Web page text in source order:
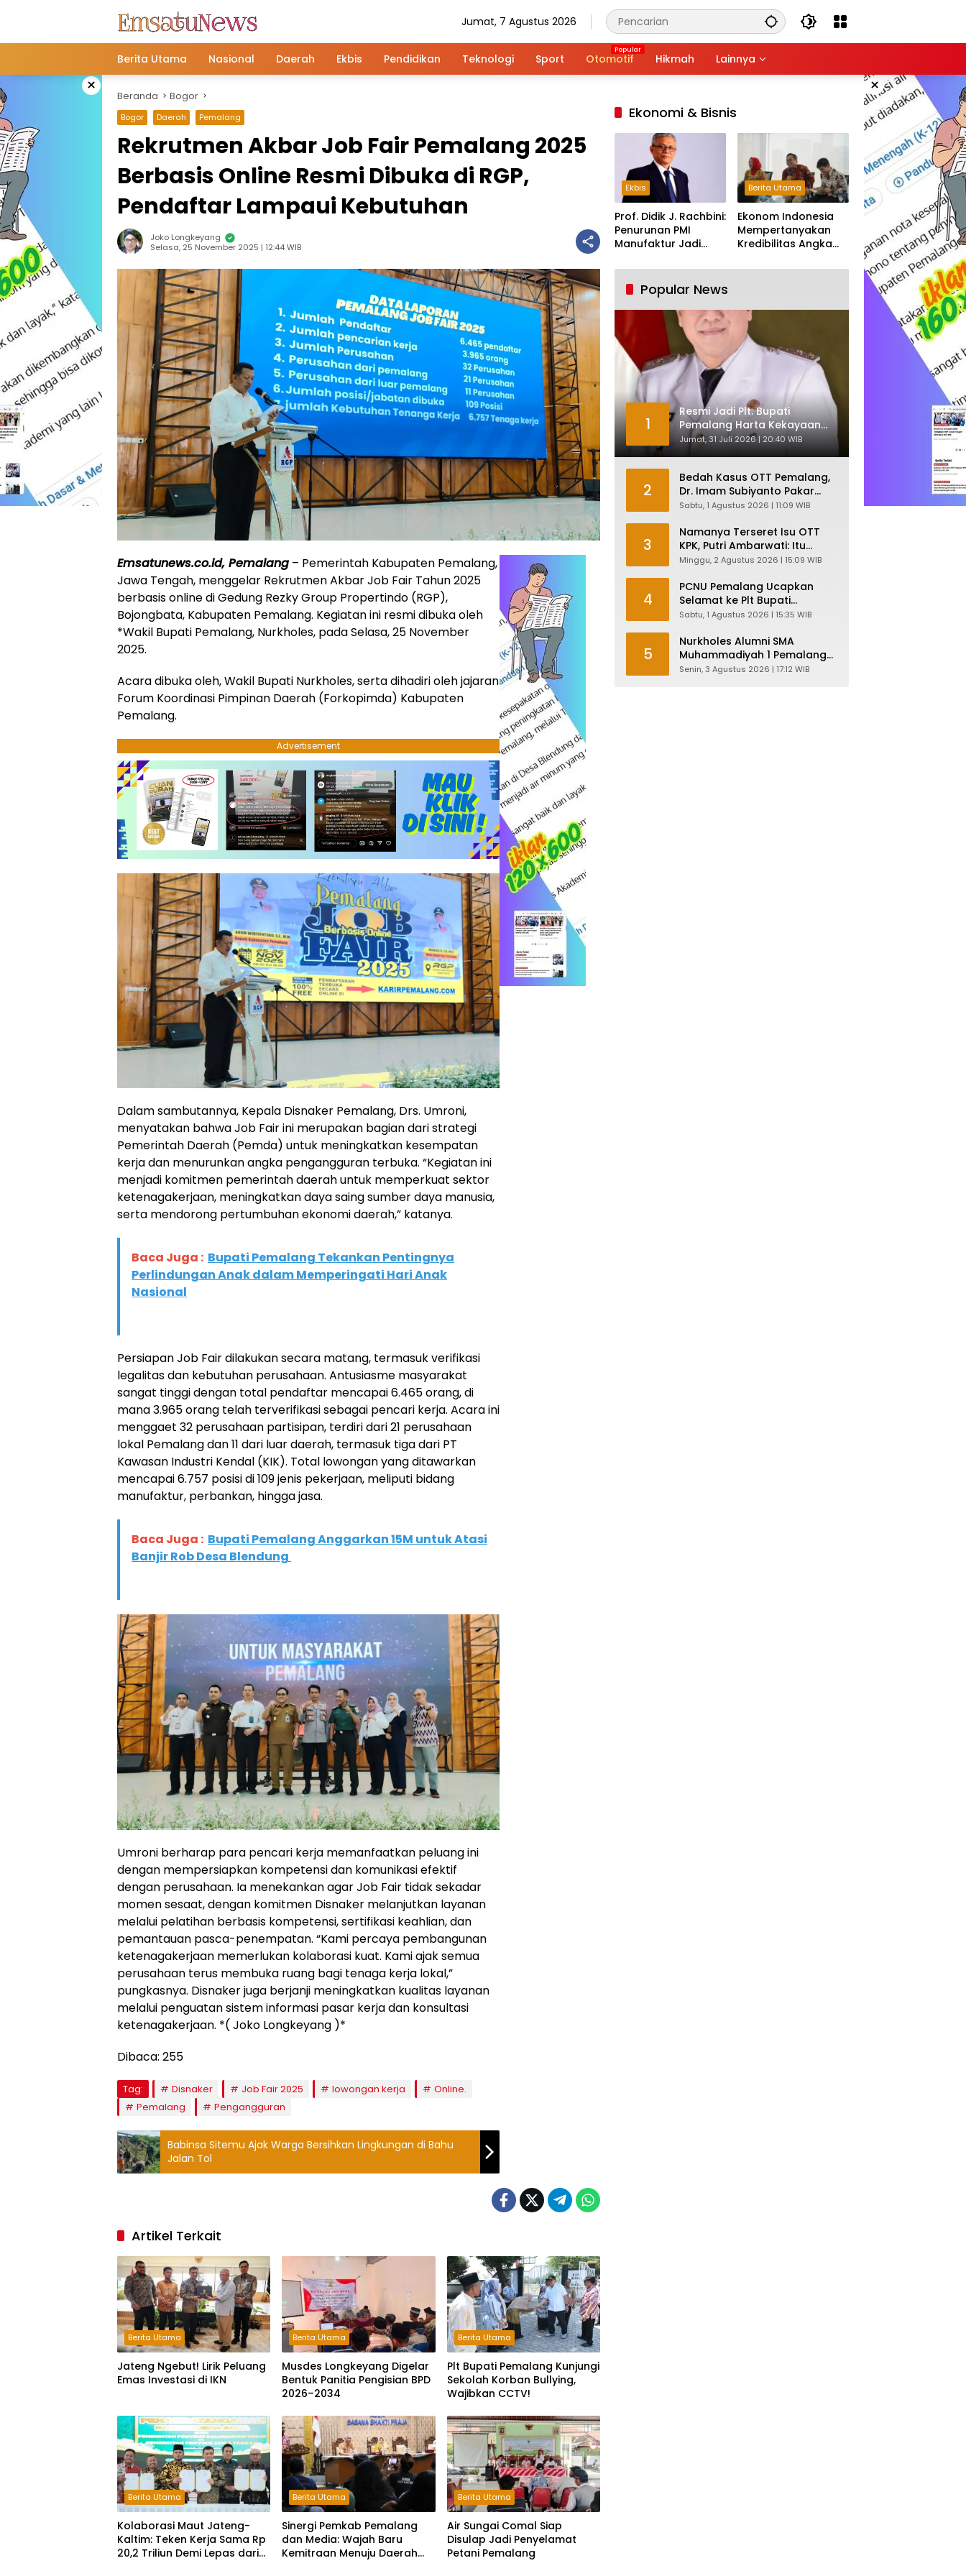
Jumat, 7 Agustus 2026
Berita Utama Nasional Daerah Ekbis Pendidikan Teknologi Sport Otomotif Hikmah Lainnya
× ×
Beranda Bogor
Bogor Daerah Pemalang
Rekrutmen Akbar Job Fair Pemalang 2025
Berbasis Online Resmi Dibuka di RGP,
Pendaftar Lampaui Kebutuhan
Joko Longkeyang
Selasa, 25 November 2025 | 12:44 WIB
Emsatunews.co.id, Pemalang – Pemerintah Kabupaten Pemalang,
Jawa Tengah, menggelar Rekrutmen Akbar Job Fair Tahun 2025
berbasis online di Gedung Rezky Group Propertindo (RGP),
Bojongbata, Kabupaten Pemalang. Kegiatan ini resmi dibuka oleh
*Wakil Bupati Pemalang, Nurkholes, pada Selasa, 25 November
2025.
Acara dibuka oleh, Wakil Bupati Nurkholes, serta dihadiri oleh jajaran
Forum Koordinasi Pimpinan Daerah (Forkopimda) Kabupaten
Pemalang.
Advertisement
Dalam sambutannya, Kepala Disnaker Pemalang, Drs. Umroni,
menyatakan bahwa Job Fair ini merupakan bagian dari strategi
Pemerintah Daerah (Pemda) untuk meningkatkan kesempatan
kerja dan menurunkan angka pengangguran terbuka. “Kegiatan ini
menjadi komitmen pemerintah daerah untuk memperkuat sektor
ketenagakerjaan, meningkatkan daya saing sumber daya manusia,
serta mendorong pertumbuhan ekonomi daerah,” katanya.
Baca Juga : Bupati Pemalang Tekankan Pentingnya
Perlindungan Anak dalam Memperingati Hari Anak
Nasional
Persiapan Job Fair dilakukan secara matang, termasuk verifikasi
legalitas dan kebutuhan perusahaan. Antusiasme masyarakat
sangat tinggi dengan total pendaftar mencapai 6.465 orang, di
mana 3.965 orang telah terverifikasi sebagai pencari kerja. Acara ini
menggaet 32 perusahaan partisipan, terdiri dari 21 perusahaan
lokal Pemalang dan 11 dari luar daerah, termasuk tiga dari PT
Kawasan Industri Kendal (KIK). Total lowongan yang ditawarkan
mencapai 6.757 posisi di 109 jenis pekerjaan, meliputi bidang
manufaktur, perbankan, hingga jasa.
Baca Juga : Bupati Pemalang Anggarkan 15M untuk Atasi
Banjir Rob Desa Blendung
Umroni berharap para pencari kerja memanfaatkan peluang ini
dengan mempersiapkan kompetensi dan komunikasi efektif
dengan perusahaan. Ia menekankan agar Job Fair tidak sekadar
momen sesaat, dengan komitmen Disnaker melanjutkan layanan
melalui pelatihan berbasis kompetensi, sertifikasi keahlian, dan
pemantauan pasca-penempatan. “Kami percaya pembangunan
ketenagakerjaan memerlukan kolaborasi kuat. Kami ajak semua
perusahaan terus membuka ruang bagi tenaga kerja lokal,”
pungkasnya. Disnaker juga berjanji meningkatkan kualitas layanan
melalui penguatan sistem informasi pasar kerja dan konsultasi
ketenagakerjaan. *( Joko Longkeyang )*
Dibaca: 255
Tag: Disnaker Job Fair 2025 lowongan kerja
Online.
Pemalang
Pengangguran
Babinsa Sitemu Ajak Warga Bersihkan Lingkungan di Bahu
Jalan Tol
Artikel Terkait
Berita Utama
Jateng Ngebut! Lirik Peluang
Emas Investasi di IKN
Berita Utama
Musdes Longkeyang Digelar
Bentuk Panitia Pengisian BPD
2026–2034
Berita Utama
Plt Bupati Pemalang Kunjungi
Sekolah Korban Bullying,
Wajibkan CCTV!
Berita Utama
Kolaborasi Maut Jateng-
Kaltim: Teken Kerja Sama Rp
20,2 Triliun Demi Lepas dari
Berita Utama
Sinergi Pemkab Pemalang
dan Media: Wajah Baru
Kemitraan Menuju Daerah
Berita Utama
Air Sungai Comal Siap
Disulap Jadi Penyelamat
Petani Pemalang
Ekonomi & Bisnis
Ekbis
Prof. Didik J. Rachbini:
Penurunan PMI
Manufaktur Jadi
Industri Nasional
Berita Utama
Ekonom Indonesia
Mempertanyakan
Kredibilitas Angka
Tumbuh Tapi Rapuh
Popular News
1
Resmi Jadi Plt. Bupati
Pemalang Harta Kekayaan
Nurkholes Sentuh Rp 12 Miliar
Jumat, 31 Juli 2026 | 20:40 WIB
2
Bedah Kasus OTT Pemalang,
Dr. Imam Subiyanto Pakar
Hukum Ungkap Teori
Sabtu, 1 Agustus 2026 | 11:09 WIB
3
Namanya Terseret Isu OTT
KPK, Putri Ambarwati: Itu
Hanya Kesamaan Nama
Minggu, 2 Agustus 2026 | 15:09 WIB
4
PCNU Pemalang Ucapkan
Selamat ke Plt Bupati
Nurkholes: Pemimpin Adalah
Sabtu, 1 Agustus 2026 | 15:35 WIB
5
Nurkholes Alumni SMA
Muhammadiyah 1 Pemalang
Angkatan 1986 Resmi
Senin, 3 Agustus 2026 | 17:12 WIB